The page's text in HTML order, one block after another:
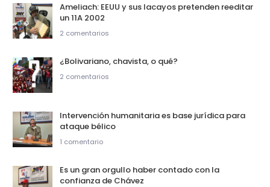
Ameliach: EEUU y sus lacayos pretenden reeditar
un 11A 2002
2 comentarios
¿Bolivariano, chavista, o qué?
2 comentarios
Intervención humanitaria es base jurídica para
ataque bélico
1 comentario
Es un gran orgullo haber contado con la
confianza de Chávez